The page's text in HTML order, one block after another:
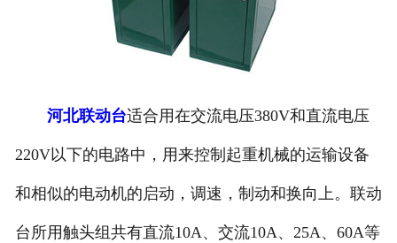
河北电气控制系统
河北频敏变阻器
河北主令控制器
河北滤波器
河北触头总成
河北联动台适合用在交流电压380V和直流电压
220V以下的电路中，用来控制起重机械的运输设备
和相似的电动机的启动，调速，制动和换向上。联动
台所用触头组共有直流10A、交流10A、25A、60A等